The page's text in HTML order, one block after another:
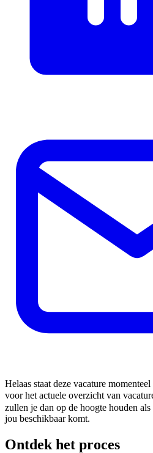
Helaas staat deze vacature
voor het actuele overzicht van
zullen je dan op de hoogte houden
jou beschikbaar komt.
Ontdek het proces